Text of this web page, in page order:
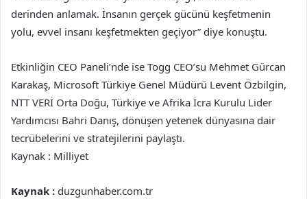
derinden anlamak. İnsanın gerçek gücünü keşfetmenin
yolu, evvel insanı keşfetmekten geçiyor” diye konuştu.
Etkinliğin CEO Paneli’nde ise Togg CEO’su Mehmet Gürcan
Karakaş, Microsoft Türkiye Genel Müdürü Levent Özbilgin,
NTT VERİ Orta Doğu, Türkiye ve Afrika İcra Kurulu Lider
Yardımcısı Bahri Danış, dönüşen yetenek dünyasına dair
tecrübelerini ve stratejilerini paylaştı.
Kaynak : Milliyet
Kaynak : duzgunhaber.com.tr